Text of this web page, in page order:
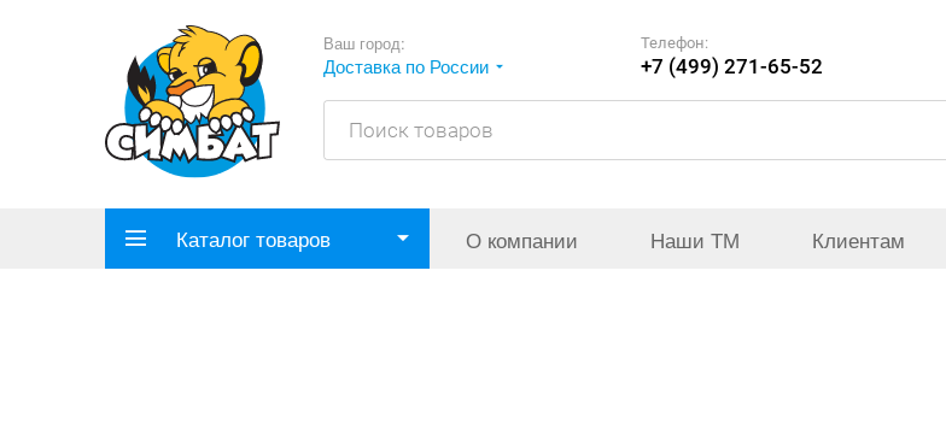
Ваш город:
Доставка по России
Телефон:
+7 (499) 271-65-52
Каталог товаров О компании Наши ТМ Клиентам